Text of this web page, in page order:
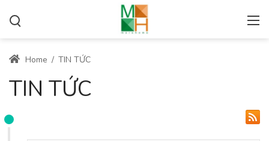
Home / TIN TỨC
TIN TỨC